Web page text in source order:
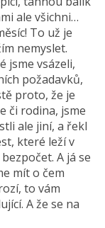
ale všichni…
To už je
nemyslet.
jsme vsázeli,
požadavků,
proto, že je
či rodina, jsme
ale jiní, a řekl
které leží v
A já se
mít o čem
to vám
A že se na